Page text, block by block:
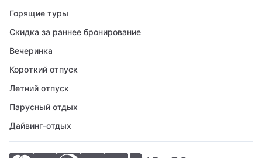
Горящие туры
Скидка за раннее бронирование
Вечеринка
Короткий отпуск
Летний отпуск
Парусный отдых
Дайвинг-отдых